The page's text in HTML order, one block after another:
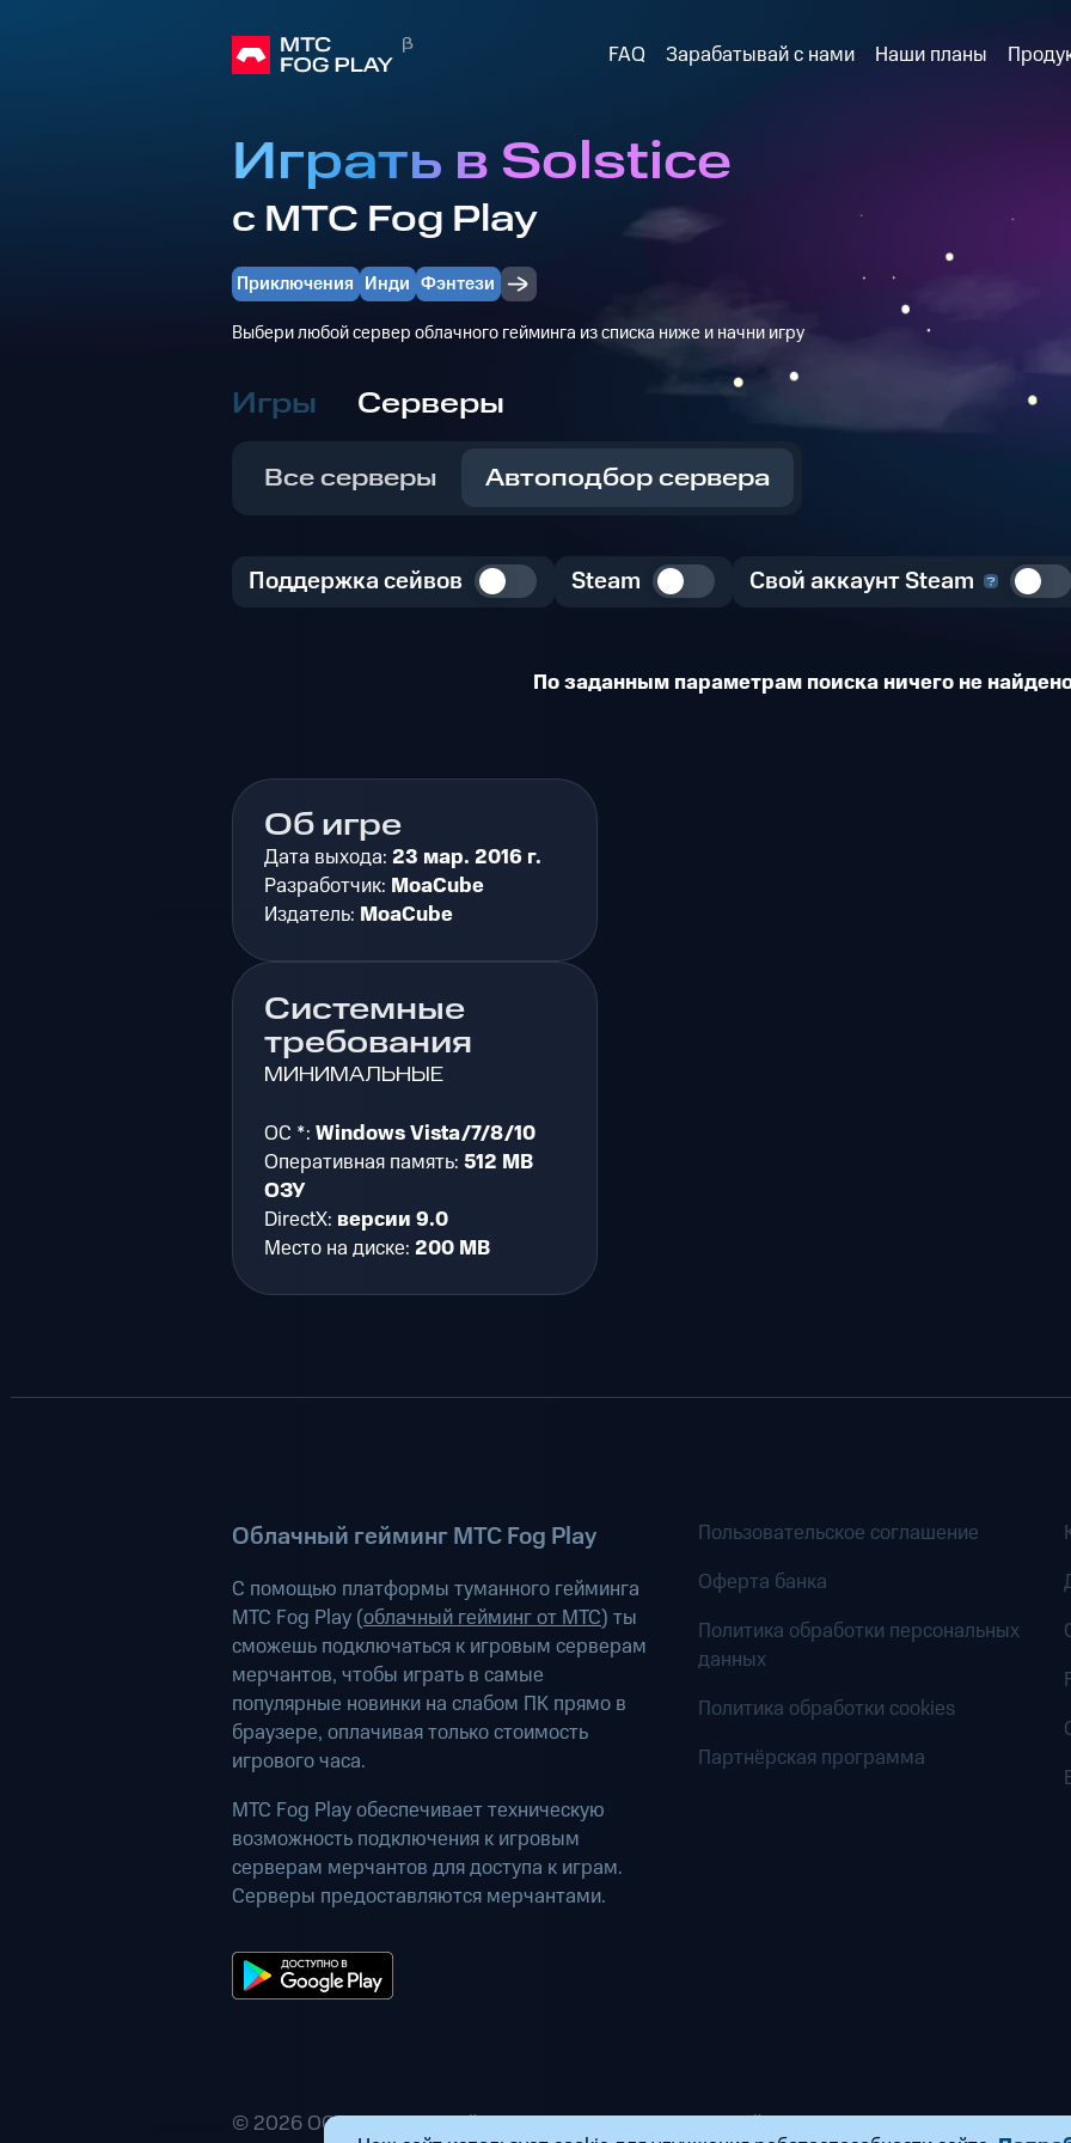
FAQ Зарабатывай с нами Наши планы
Играть в Solstice
с МТС Fog Play
Приключения Инди Фэнтези
Выбери любой сервер облачного гейминга из списка ниже и начни игру
Игры Серверы
Все серверы Автоподбор сервера
Поддержка сейвов Steam Свой аккаунт Steam
По заданным параметрам поиска ничего не
Об игре
Дата выхода: 23 мар. 2016 г.
Разработчик: MoaCube
Издатель: MoaCube
Системные
требования
МИНИМАЛЬНЫЕ
ОС *: Windows Vista/7/8/10
Оперативная память: 512 MB
ОЗУ
DirectX: версии 9.0
Место на диске: 200 MB
Облачный гейминг МТС Fog Play
С помощью платформы туманного гейминга
МТС Fog Play (облачный гейминг от МТС) ты
сможешь подключаться к игровым серверам
мерчантов, чтобы играть в самые
популярные новинки на слабом ПК прямо в
браузере, оплачивая только стоимость
игрового часа.
МТС Fog Play обеспечивает техническую
возможность подключения к игровым
серверам мерчантов для доступа к играм.
Серверы предоставляются мерчантами.
Пользовательское соглашение
Оферта банка
Политика обработки персональных
данных
Политика обработки cookies
Партнёрская программа
© 2026 ООО «Маркетплейс распределенных вычислений». Все права защищены